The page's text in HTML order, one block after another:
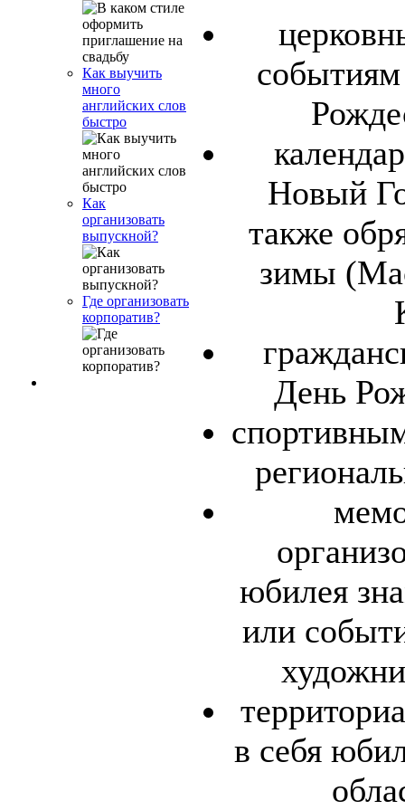
Как выучить
много
английских слов
быстро
Как
организовать
выпускной?
Где организовать
корпоратив?
Новый
также
зимы
День
юбилея
или
в себя